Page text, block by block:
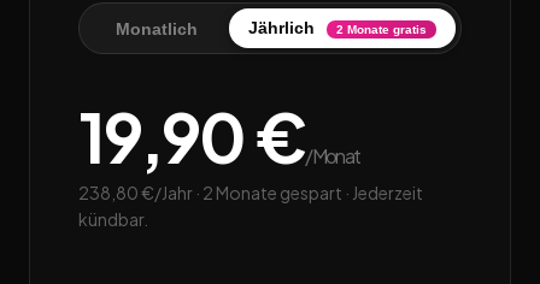
Monatlich Jährlich 2 Monate gratis
19,90 €/Monat
238,80 €/Jahr · 2 Monate gespart · Jederzeit
kündbar.